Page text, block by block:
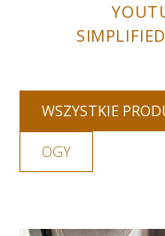
WSZYSTKIE
OGY